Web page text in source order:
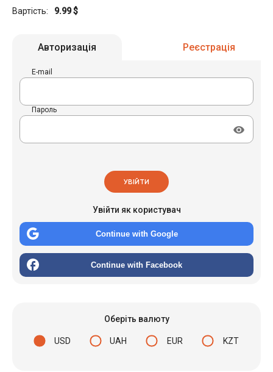
Вартість:
9.99$
Авторизація Реєстрація
E-mail
Пароль
УВІЙТИ
Увійти як користувач
Continue with Google
Continue with Facebook
Оберіть валюту
USD UAH EUR KZT